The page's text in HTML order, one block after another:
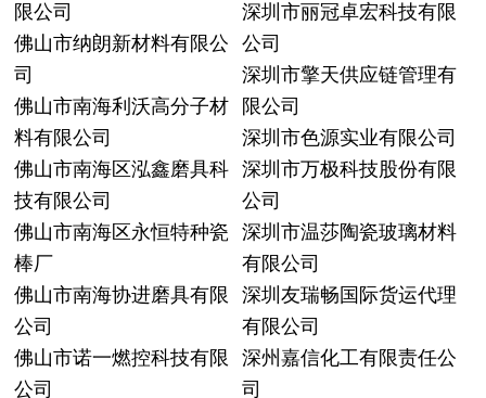
限公司
佛山市纳朗新材料有限公
司
佛山市南海利沃高分子材
料有限公司
佛山市南海区泓鑫磨具科
技有限公司
佛山市南海区永恒特种瓷
棒厂
佛山市南海协进磨具有限
公司
佛山市诺一燃控科技有限
公司
深圳市丽冠卓宏科技有限
公司
深圳市擎天供应链管理有
限公司
深圳市色源实业有限公司
深圳市万极科技股份有限
公司
深圳市温莎陶瓷玻璃材料
有限公司
深圳友瑞畅国际货运代理
有限公司
深州嘉信化工有限责任公
司